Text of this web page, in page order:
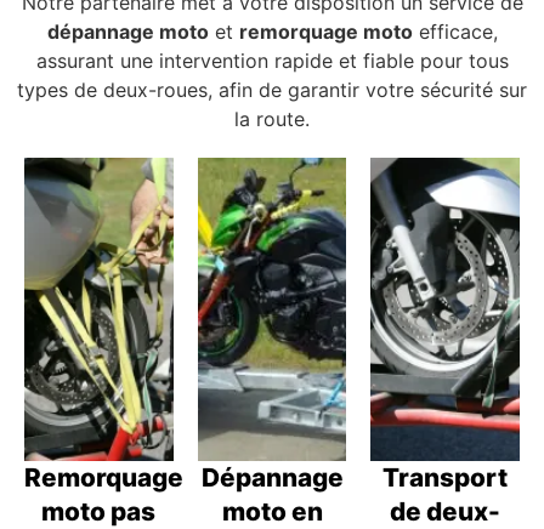
dépannage motoet remorquage motoefficace,
assurant une intervention rapide et fiable pour tous
types de deux-roues, afin de garantir votre sécurité sur
la route.
Remorquage
moto pas
Dépannage
moto en
Transport
de deux-